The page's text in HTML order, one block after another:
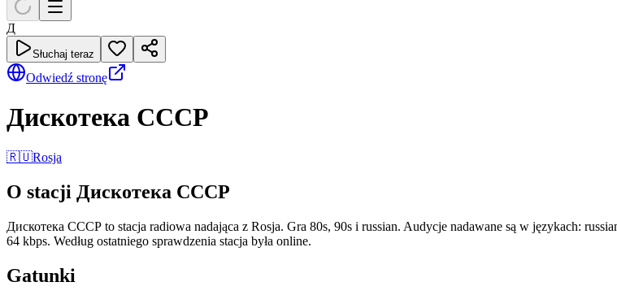
Д
Słuchaj teraz
Odwiedź stronę
Дискотека СССР
🇷🇺Rosja
O stacji Дискотека СССР
Дискотека СССР to stacja radiowa nadająca z Rosja. Gra 80s, 90s i russian. Audycje nadawane są w językach:
64 kbps. Według ostatniego sprawdzenia stacja była online.
Gatunki